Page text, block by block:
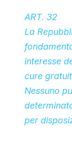
ART. 32
La
interesse
cure
Nessuno
per